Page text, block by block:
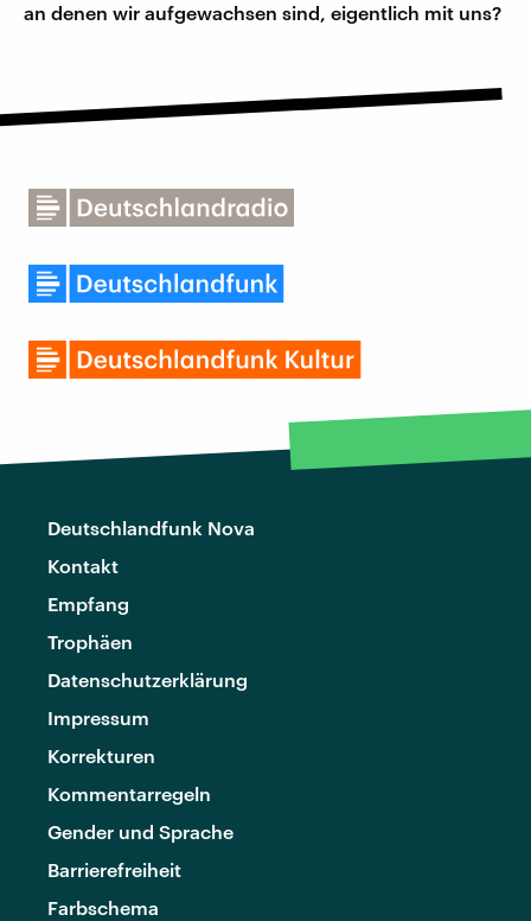
an denen wir aufgewachsen sind, eigentlich mit uns?
Deutschlandfunk Nova
Kontakt
Empfang
Trophäen
Datenschutzerklärung
Impressum
Korrekturen
Kommentarregeln
Gender und Sprache
Barrierefreiheit
Farbschema